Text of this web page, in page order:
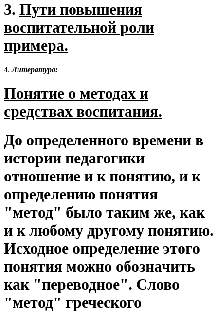
3. Пути повышения
воспитательной роли
примера.
4.Литература:
Понятие о методах и
средствах воспитания.
До определенного времени в
истории педагогики
отношение и к понятию, и к
определению понятия
"метод" было таким же, как
и к любому другому понятию.
Исходное определение этого
понятия можно обозначить
как "переводное". Слово
"метод" греческого